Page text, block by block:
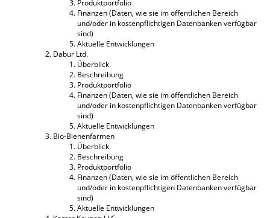
Produktportfolio
Finanzen (Daten, wie sie im öffentlichen Bereich
und/oder in kostenpflichtigen Datenbanken verfügbar
sind)
Aktuelle Entwicklungen
Dabur Ltd.
Überblick
Beschreibung
Produktportfolio
Finanzen (Daten, wie sie im öffentlichen Bereich
und/oder in kostenpflichtigen Datenbanken verfügbar
sind)
Aktuelle Entwicklungen
Bio-Bienenfarmen
Überblick
Beschreibung
Produktportfolio
Finanzen (Daten, wie sie im öffentlichen Bereich
und/oder in kostenpflichtigen Datenbanken verfügbar
sind)
Aktuelle Entwicklungen